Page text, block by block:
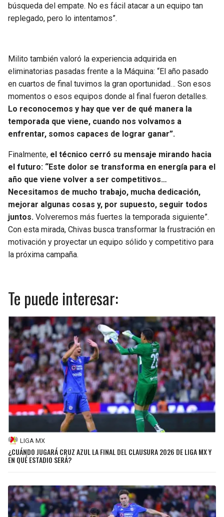
búsqueda del empate. No es fácil atacar a un equipo tan
replegado, pero lo intentamos”.
Milito también valoró la experiencia adquirida en
eliminatorias pasadas frente a la Máquina: “El año pasado
en cuartos de final tuvimos la gran oportunidad… Son esos
momentos o esos equipos donde al final fueron detalles.
Lo reconocemos y hay que ver de qué manera la
temporada que viene, cuando nos volvamos a
enfrentar, somos capaces de lograr ganar”.
Finalmente, el técnico cerró su mensaje mirando hacia
el futuro: “Este dolor se transforma en energía para el
año que viene volver a ser competitivos…
Necesitamos de mucho trabajo, mucha dedicación,
mejorar algunas cosas y, por supuesto, seguir todos
juntos. Volveremos más fuertes la temporada siguiente”.
Con esta mirada, Chivas busca transformar la frustración en
motivación y proyectar un equipo sólido y competitivo para
la próxima campaña.
Te puede interesar:
LIGA MX
¿CUÁNDO JUGARÁ CRUZ AZUL LA FINAL DEL CLAUSURA 2026 DE LIGA MX Y
EN QUÉ ESTADIO SERÁ?